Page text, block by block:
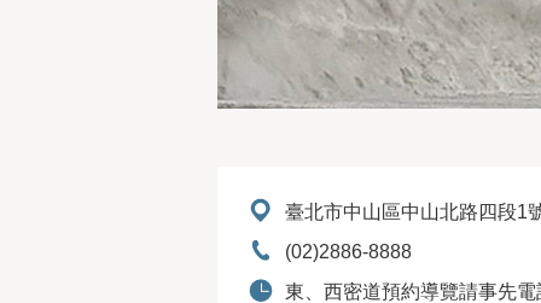
地址：臺北市中山區中山北路四段1
電話：(02)2886-8888
開放時間：
東、西密道預約導覽請事先電